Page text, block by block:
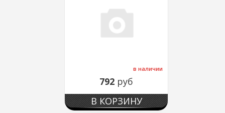
в наличии
792 руб
В КОРЗИНУ